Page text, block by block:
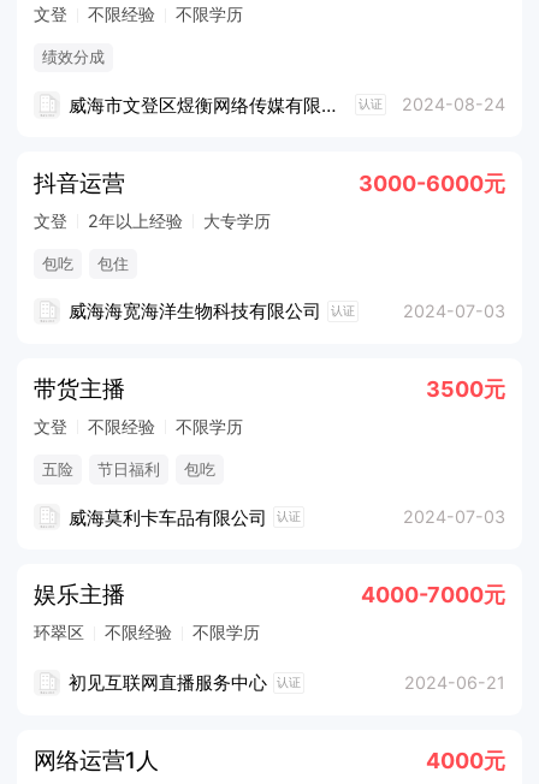
文登 不限经验 不限学历
绩效分成
威海市文登区煜衡网络传媒有限公司 认证 2024-08-24
抖音运营 3000-6000元
文登 2年以上经验 大专学历
包吃 包住
威海海宽海洋生物科技有限公司 认证 2024-07-03
带货主播 3500元
文登 不限经验 不限学历
五险 节日福利 包吃
威海莫利卡车品有限公司 认证 2024-07-03
娱乐主播 4000-7000元
环翠区 不限经验 不限学历
初见互联网直播服务中心 认证 2024-06-21
网络运营1人 4000元